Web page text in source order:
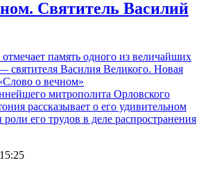
Святитель Василий
память одного из величайших
святителя Василия Великого. Новая
о вечном»
митрополита Орловского
рассказывает о его удивительном
его трудов в деле распространения